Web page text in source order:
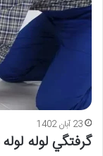
23 آبان 1402
گرفتگي لوله